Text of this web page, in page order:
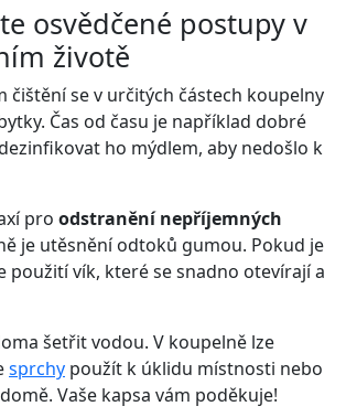
osvědčené postupy v
životě
čištění se v určitých částech koupelny
Čas od času je například dobré
ho mýdlem, aby nedošlo k
pro odstranění nepříjemných
je utěsnění odtoků gumou. Pokud je
použití vík, které se snadno otevírají a
šetřit vodou. V koupelně lze
sprchy použít k úklidu místnosti nebo
Vaše kapsa vám poděkuje!